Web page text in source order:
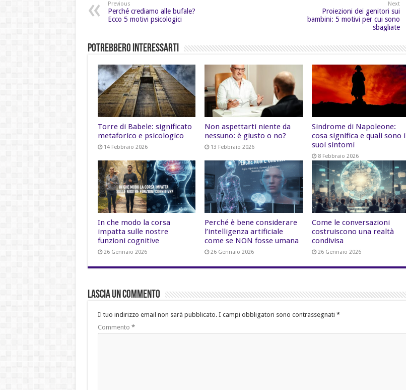
Previous
Perché crediamo alle bufale?
Ecco 5 motivi psicologici
Next
Proiezioni dei genitori sui
bambini: 5 motivi per cui sono
sbagliate
Potrebbero Interessarti
Torre di Babele: significato
metaforico e psicologico
14 Febbraio 2026
Non aspettarti niente da
nessuno: è giusto o no?
13 Febbraio 2026
Sindrome di Napoleone:
cosa significa e quali sono i
suoi sintomi
8 Febbraio 2026
In che modo la corsa
impatta sulle nostre
funzioni cognitive
26 Gennaio 2026
Perché è bene considerare
l’intelligenza artificiale
come se NON fosse umana
26 Gennaio 2026
Come le conversazioni
costruiscono una realtà
condivisa
26 Gennaio 2026
Lascia un commento
Il tuo indirizzo email non sarà pubblicato. I campi obbligatori sono contrassegnati *
Commento *